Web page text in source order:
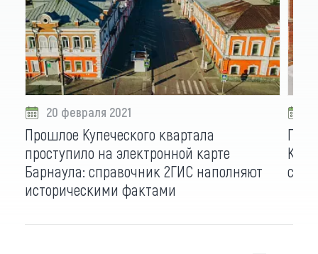
20 февраля 2021
Прошлое Купеческого квартала
проступило на электронной карте
Барнаула: справочник 2ГИС наполняют
историческими фактами